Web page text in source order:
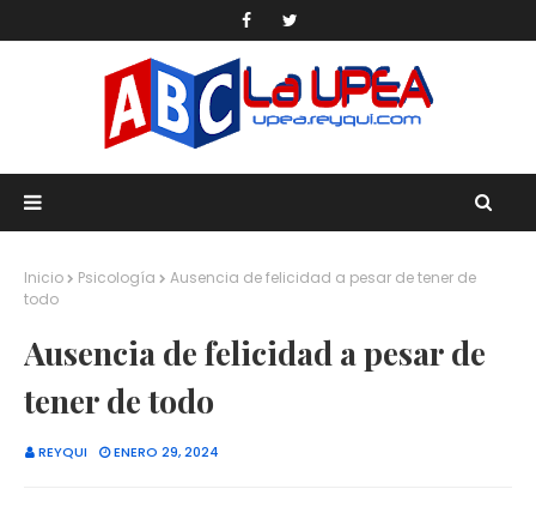
Inicio Psicología
Ausencia de felicidad a pesar de tener de
todo
Ausencia de felicidad a pesar de
tener de todo
REYQUI ENERO 29, 2024